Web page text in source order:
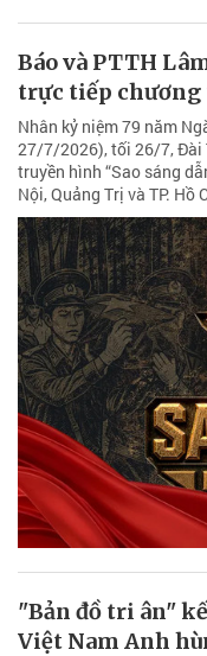
Báo và PTTH
trực tiếp chương
Nhân kỷ niệm 79 năm
27/7/2026), tối 26/7, Đài
truyền hình “Sao sáng
Nội, Quảng Trị và TP. Hồ
"Bản đồ tri ân"
Việt Nam Anh